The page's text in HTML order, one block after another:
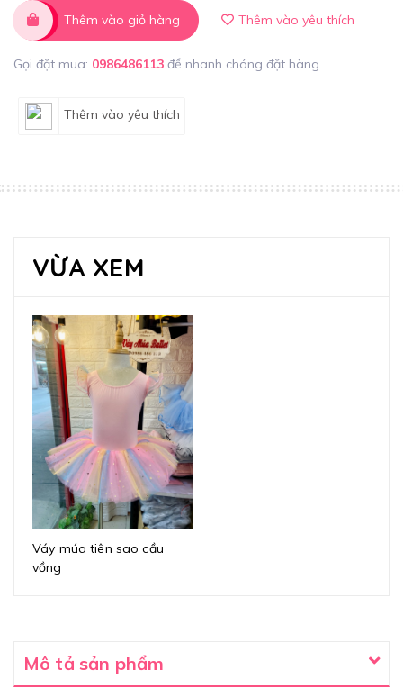
Thêm vào giỏ hàng Thêm vào yêu thích
Gọi đặt mua: 0986486113 để nhanh chóng đặt hàng
Thêm vào yêu thích
VỪA XEM
Váy múa tiên sao cầu
vồng
Mô tả sản phẩm